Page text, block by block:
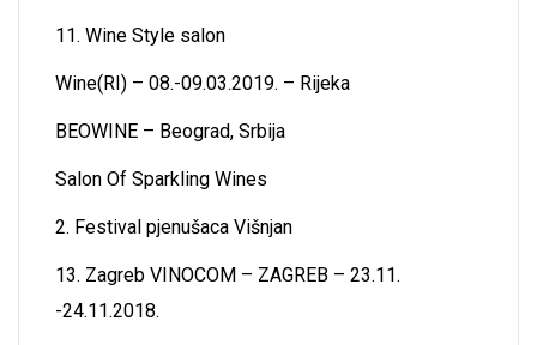
11. Wine Style salon
Wine(RI) – 08.-09.03.2019. – Rijeka
BEOWINE – Beograd, Srbija
Salon Of Sparkling Wines
2. Festival pjenušaca Višnjan
13. Zagreb VINOCOM – ZAGREB – 23.11.
-24.11.2018.